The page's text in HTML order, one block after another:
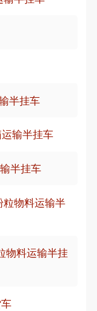
半挂车
输半挂车
半挂车
粒物料运输半
物料运输半挂